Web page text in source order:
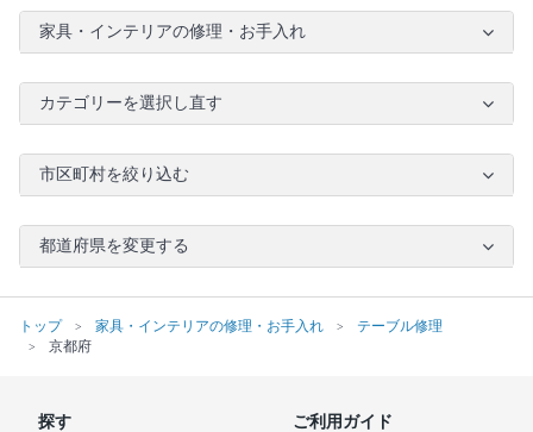
家具・インテリアの修理・お手入れ
カテゴリーを選択し直す
市区町村を絞り込む
都道府県を変更する
トップ 家具・インテリアの修理・お手入れ
テーブル修理
京都府
探す ご利用ガイド